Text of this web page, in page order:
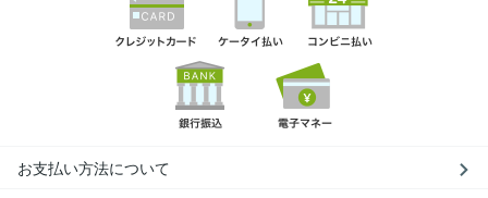
お支払い方法について